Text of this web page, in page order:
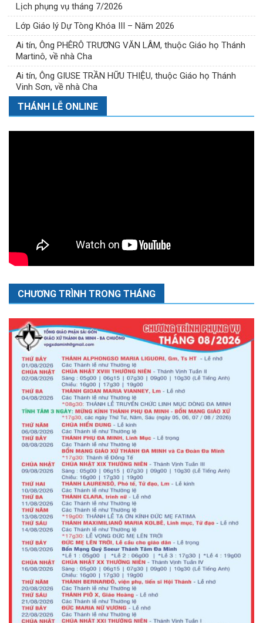
Lịch phụng vụ tháng 7/2026
Lớp Giáo lý Dự Tòng Khóa III – Năm 2026
Ai tín, Ông PHÊRÔ TRƯƠNG VĂN LÂM, thuộc Giáo họ Thánh
Martinô, về nhà Cha
Ai tín, Ông GIUSE TRẦN HỮU THIỆU, thuộc Giáo họ Thánh
Vinh Sơn, về nhà Cha
THÁNH LỄ ONLINE
CHƯƠNG TRÌNH TRONG THÁNG